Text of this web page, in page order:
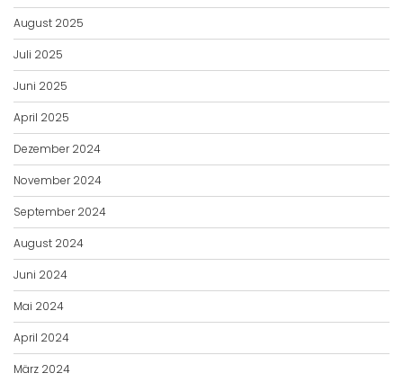
August 2025
Juli 2025
Juni 2025
April 2025
Dezember 2024
November 2024
September 2024
August 2024
Juni 2024
Mai 2024
April 2024
März 2024